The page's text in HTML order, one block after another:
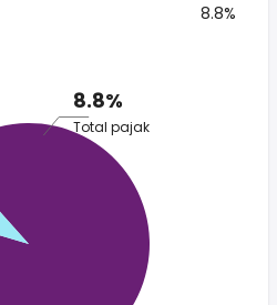
8.8%
8.8%
Total pajak